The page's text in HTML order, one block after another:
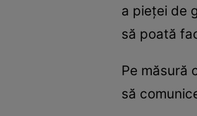
a pieței de
să poată
Pe măsură
să